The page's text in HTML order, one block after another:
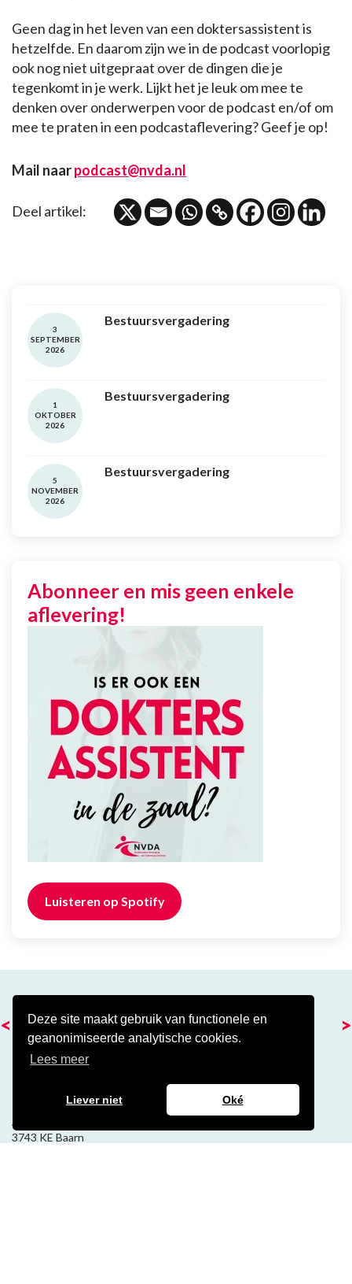
Deze site maakt gebruik van functionele en
geanonimiseerde analytische cookies.
Lees meer
Liever niet Oké
Geen dag in het leven van een doktersassistent is
hetzelfde. En daarom zijn we in de podcast voorlopig
ook nog niet uitgepraat over de dingen die je
tegenkomt in je werk. Lijkt het je leuk om mee te
denken over onderwerpen voor de podcast en/of om
mee te praten in een podcastaflevering? Geef je op!
Mail naarpodcast@nvda.nl
Deel artikel:
3
SEPTEMBER
2026
Bestuursvergadering
1
OKTOBER
2026
Bestuursvergadering
5
NOVEMBER
2026
Bestuursvergadering
Abonneer en mis geen enkele
aflevering!
Luisteren op Spotify
< >
Kantoor
Amalialaan 41
3743 KE Baarn